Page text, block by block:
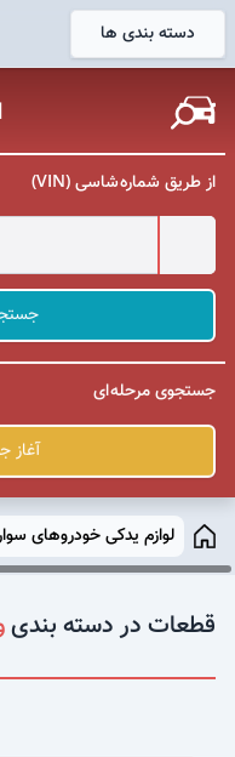
دسته بندی ها
از طریق شماره شاسی (VIN)
جستجوی مرحله ای
آغاز
لوازم یدکی خودروهای
قطعات در دسته بندی